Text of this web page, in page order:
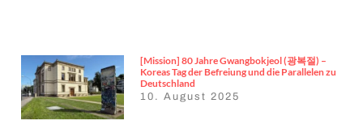
[Mission] 80 Jahre Gwangbokjeol (광복절) –
Koreas Tag der Befreiung und die Parallelen zu
Deutschland
10. August 2025